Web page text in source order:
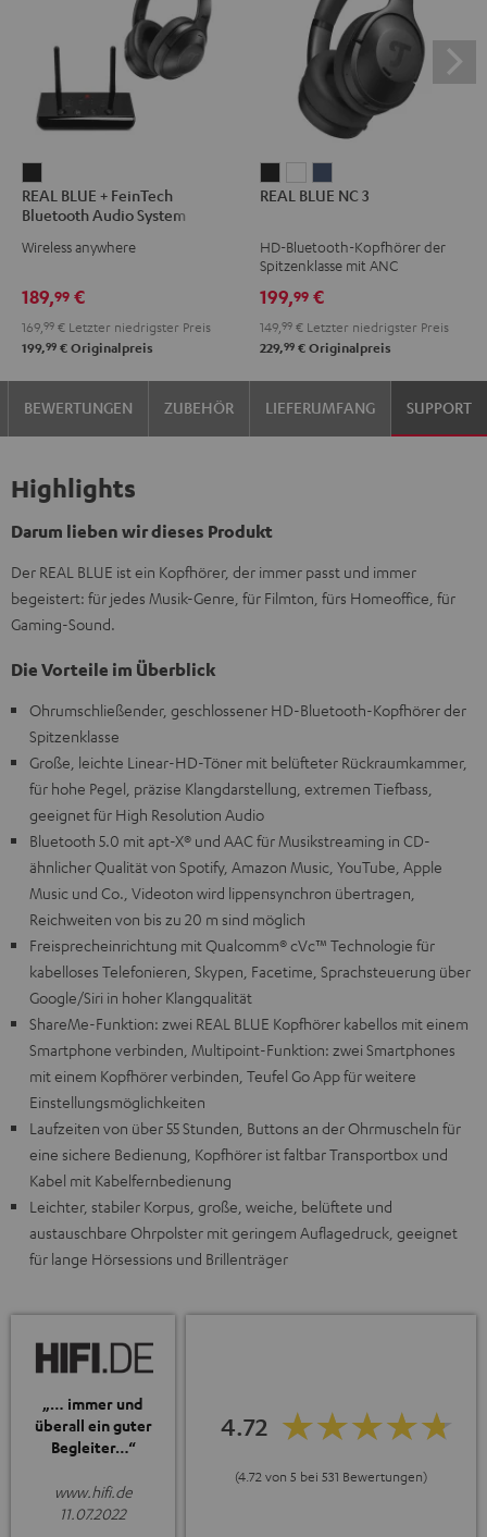
BLUE
+
FeinTech
Audio
System
Night
Black
REAL BLUE + FeinTech
Bluetooth Audio System
Wireless anywhere
189,99 €
169, 99 € Letzter niedrigster Preis
199,99 € Originalpreis
BLUE
3
Black
BLUE
3
White
BLUE
3
REAL BLUE NC 3
HD-Bluetooth-Kopfhörer der
Spitzenklasse mit ANC
199,99 €
149, 99 € Letzter niedrigster Preis
229,99 € Originalpreis
BEWERTUNGEN ZUBEHÖR LIEFERUMFANG SUPPORT
Highlights
Darum lieben wir dieses Produkt
Der REAL BLUE ist ein Kopfhörer, der immer passt und immer
begeistert: für jedes Musik-Genre, für Filmton, fürs Homeoffice, für
Gaming-Sound.
Die Vorteile im Überblick
Ohrumschließender, geschlossener HD-Bluetooth-Kopfhörer der
Spitzenklasse
Große, leichte Linear-HD-Töner mit belüfteter Rückraumkammer,
für hohe Pegel, präzise Klangdarstellung, extremen Tiefbass,
geeignet für High Resolution Audio
Bluetooth 5.0 mit apt-X® und AAC für Musikstreaming in CD-
ähnlicher Qualität von Spotify, Amazon Music, YouTube, Apple
Music und Co., Videoton wird lippensynchron übertragen,
Reichweiten von bis zu 20 m sind möglich
Freisprecheinrichtung mit Qualcomm® cVc™ Technologie für
kabelloses Telefonieren, Skypen, Facetime, Sprachsteuerung über
Google/Siri in hoher Klangqualität
ShareMe-Funktion: zwei REAL BLUE Kopfhörer kabellos mit einem
Smartphone verbinden, Multipoint-Funktion: zwei Smartphones
mit einem Kopfhörer verbinden, Teufel Go App für weitere
Einstellungsmöglichkeiten
Laufzeiten von über 55 Stunden, Buttons an der Ohrmuscheln für
eine sichere Bedienung, Kopfhörer ist faltbar Transportbox und
Kabel mit Kabelfernbedienung
Leichter, stabiler Korpus, große, weiche, belüftete und
austauschbare Ohrpolster mit geringem Auflagedruck, geeignet
für lange Hörsessions und Brillenträger
„… immer und
überall ein guter
Begleiter…“
www.hifi.de
11.07.2022
4.72
(4.72 von 5 bei 531 Bewertungen)